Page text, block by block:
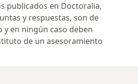
publicados en Doctoralia,
y respuestas, son de
en ningún caso deben
de un asesoramiento